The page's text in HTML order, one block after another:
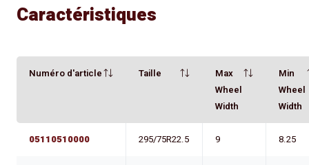
Caractéristiques
Numéro d'article Taille
Max
Wheel
Width
Min
Wheel
Width
05110510000 295/75R22.5 9 8.25